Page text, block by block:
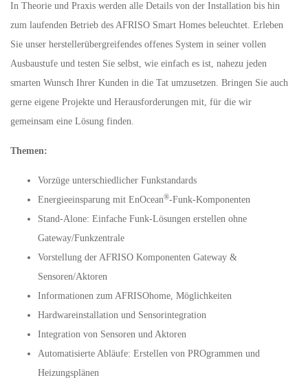
In Theorie und Praxis werden alle Details von der Installation bis hin
zum laufenden Betrieb des AFRISO Smart Homes beleuchtet. Erleben
Sie unser herstellerübergreifendes offenes System in seiner vollen
Ausbaustufe und testen Sie selbst, wie einfach es ist, nahezu jeden
smarten Wunsch Ihrer Kunden in die Tat umzusetzen. Bringen Sie auch
gerne eigene Projekte und Herausforderungen mit, für die wir
gemeinsam eine Lösung finden.
Themen:
Vorzüge unterschiedlicher Funkstandards
Energieeinsparung mit EnOcean®-Funk-Komponenten
Stand-Alone: Einfache Funk-Lösungen erstellen ohne
Gateway/Funkzentrale
Vorstellung der AFRISO Komponenten Gateway &
Sensoren/Aktoren
Informationen zum AFRISOhome, Möglichkeiten
Hardwareinstallation und Sensorintegration
Integration von Sensoren und Aktoren
Automatisierte Abläufe: Erstellen von PROgrammen und
Heizungsplänen